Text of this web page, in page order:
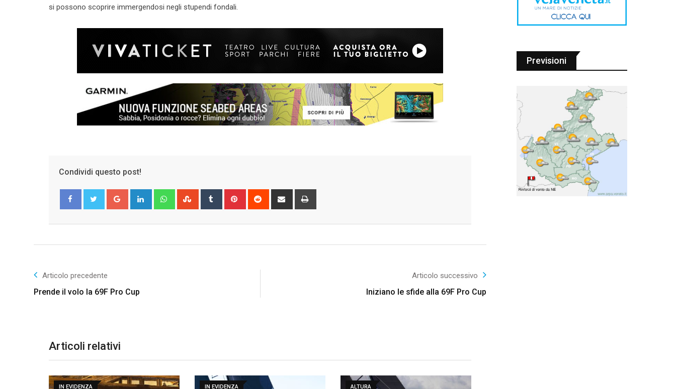
si possono scoprire immergendosi negli stupendi fondali.
Condividi questo post!
Google+ LinkedIn WhatsappStumbleUpon
Tumblr Pinterest Reddit
Share
Articolo precedente
Prende il volo la 69F Pro Cup
Articolo successivo
Iniziano le sfide alla 69F Pro Cup
Articoli relativi
IN EVIDENZA IN EVIDENZA ALTURA
Previsioni